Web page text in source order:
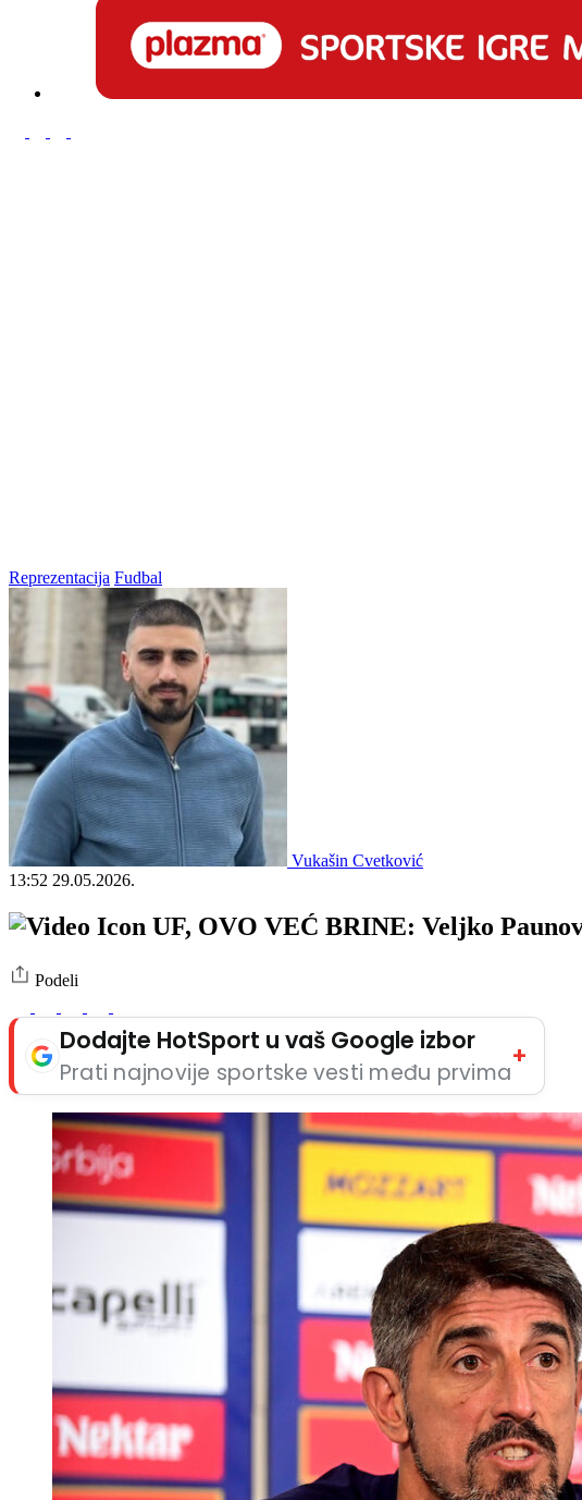
Reprezentacija Fudbal
Vukašin Cvetković
13:52 29.05.2026.
UF, OVO VEĆ BRINE: Veljko
Podeli
Dodajte HotSport u vaš Google izbor
Prati najnovije sportske vesti među prvima
+